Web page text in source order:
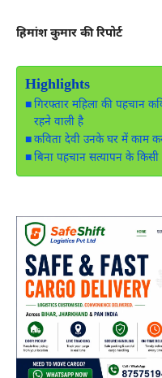
हिमांश कुमार की रिपोर्ट
Highlights
गिरफ्तार महिला की पहचान
रहने वाली है
कविता देवी उनके घर में काम
बिना पहचान सत्यापन के